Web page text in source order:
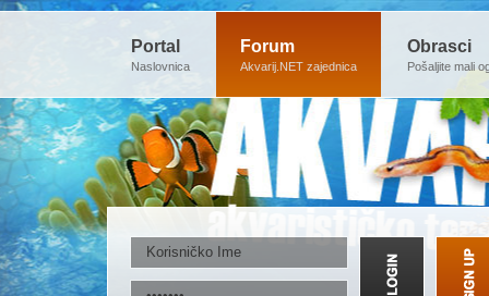
Portal
Naslovnica
Forum
Akvarij.NET zajednica
Obrasci
Pošaljite mali